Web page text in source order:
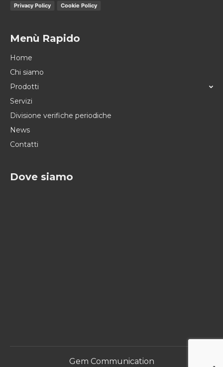
Privacy Policy Cookie Policy
Menù Rapido
Home
Chi siamo
Prodotti
Servizi
Divisione verifiche periodiche
News
Contatti
Dove siamo
Gem Communication